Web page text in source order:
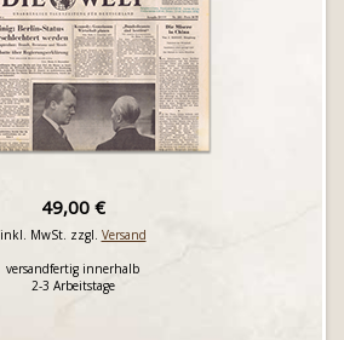
49,00 €
inkl. MwSt. zzgl. Versand
versandfertig innerhalb
2-3 Arbeitstage